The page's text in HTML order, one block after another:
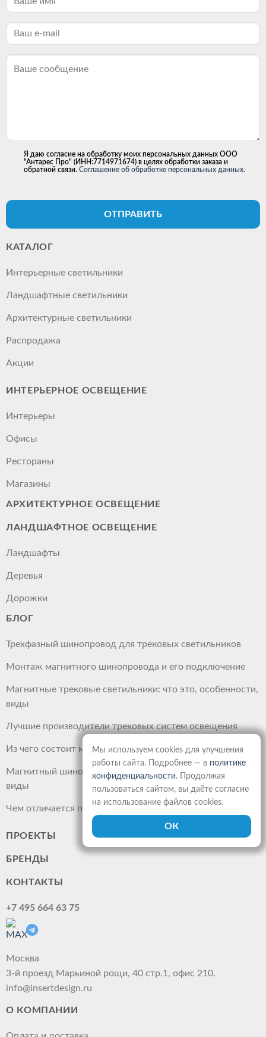
Я даю согласие на обработку моих персональных данных ООО
"Антарес Про" (ИНН:7714971674) в целях обработки заказа и
обратной связи. Соглашение об обработке персональных данных.
ОТПРАВИТЬ
КАТАЛОГ
Интерьерные светильники
Ландшафтные светильники
Архитектурные светильники
Распродажа
Акции
ИНТЕРЬЕРНОЕ ОСВЕЩЕНИЕ
Интерьеры
Офисы
Рестораны
Магазины
АРХИТЕКТУРНОЕ ОСВЕЩЕНИЕ
ЛАНДШАФТНОЕ ОСВЕЩЕНИЕ
Ландшафты
Деревья
Дорожки
БЛОГ
Трехфазный шинопровод для трековых светильников
Монтаж магнитного шинопровода и его подключение
Магнитные трековые светильники: что это, особенности,
виды
Лучшие производители трековых систем освещения
Из чего состоит магнитный шинопровод
Магнитный шинопровод: что это такое, преимущества,
виды
Чем отличается прожектор от светильника
ПРОЕКТЫ
БРЕНДЫ
КОНТАКТЫ
+7 495 664 63 75
Москва
3-й проезд Марьиной рощи, 40 стр.1, офис 210.
info@insertdesign.ru
О КОМПАНИИ
Мы используем cookies для улучшения
работы сайта. Подробнее — в политике
конфиденциальности. Продолжая
пользоваться сайтом, вы даёте согласие
на использование файлов cookies.